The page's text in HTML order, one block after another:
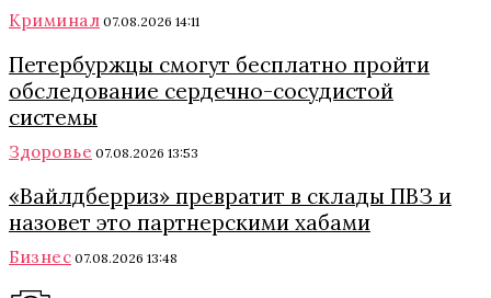
Криминал 07.08.2026 14:11
Петербуржцы смогут бесплатно пройти
обследование сердечно-сосудистой
системы
Здоровье 07.08.2026 13:53
«Вайлдберриз» превратит в склады ПВЗ и
назовет это партнерскими хабами
Бизнес 07.08.2026 13:48